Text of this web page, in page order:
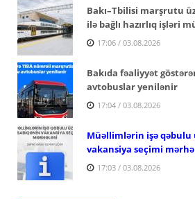
Bakı–Tbilisi marşrutu
ilə bağlı hazırlıq işləri
17:06 / 03.08.2026
Bakıda fəaliyyət
avtobuslar yenilənir
17:04 / 03.08.2026
Müəllimlərin işə qəbulu
vakansiya seçimi
17:03 / 03.08.2026